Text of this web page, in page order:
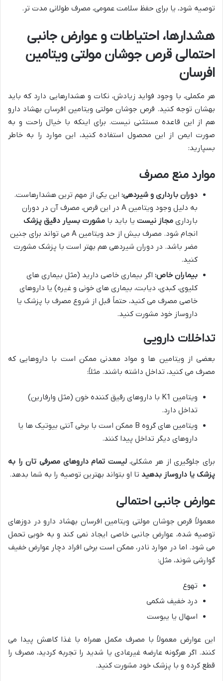
توصیه شود، یا برای حفظ سلامت عمومی، مصرف طولانی مدت تر.
هشدارها، احتیاطات و عوارض جانبی
احتمالی قرص جوشان مولتی ویتامین
افرسان
هر مکملی، با وجود فواید زیادش، نکات و هشدارهایی دارد که باید
بهشان توجه کنید. قرص جوشان مولتی ویتامین افرسان بهشاد دارو
هم از این قاعده مستثنی نیست. برای اینکه با خیال راحت و به
صورت ایمن از این محصول استفاده کنید، این موارد را به خاطر
بسپارید:
موارد منع مصرف
دوران بارداری و شیردهی: این یکی از مهم ترین هشدارهاست.
به دلیل وجود ویتامین A در این قرص، مصرف آن در دوران
بارداری مجاز نیست یا باید با مشورت بسیار دقیق پزشک
انجام شود. مصرف بیش از حد ویتامین A می تواند برای جنین
مضر باشد. در دوران شیردهی هم بهتر است با پزشک مشورت
کنید.
بیماران خاص: اگر بیماری خاصی دارید (مثل بیماری های
کلیوی، کبدی، دیابت، بیماری های خونی و غیره) یا داروهای
خاصی مصرف می کنید، حتماً قبل از شروع مصرف با پزشک یا
داروساز خود مشورت کنید.
تداخلات دارویی
بعضی از ویتامین ها و مواد معدنی ممکن است با داروهایی که
مصرف می کنید، تداخل داشته باشند. مثلاً:
ویتامین K1 با داروهای رقیق کننده خون (مثل وارفارین)
تداخل دارد.
ویتامین های گروه B ممکن است با برخی آنتی بیوتیک ها یا
داروهای دیگر تداخل پیدا کنند.
برای جلوگیری از هر مشکلی،لیست تمام داروهای مصرفی تان را به
پزشک یا داروساز بدهید تا او بتواند بهترین توصیه را به شما بدهد.
عوارض جانبی احتمالی
معمولاً قرص جوشان مولتی ویتامین افرسان بهشاد دارو در دوزهای
توصیه شده، عوارض جانبی خاصی ایجاد نمی کند و به خوبی تحمل
می شود. اما در موارد نادر، ممکن است برخی افراد دچار عوارض خفیف
گوارشی شوند، مثل:
تهوع
درد خفیف شکمی
اسهال یا یبوست
این عوارض معمولاً با مصرف مکمل همراه با غذا کاهش پیدا می
کنند. اگر هرگونه عارضه غیرعادی یا شدید را تجربه کردید، مصرف را
قطع کرده و با پزشک خود مشورت کنید.